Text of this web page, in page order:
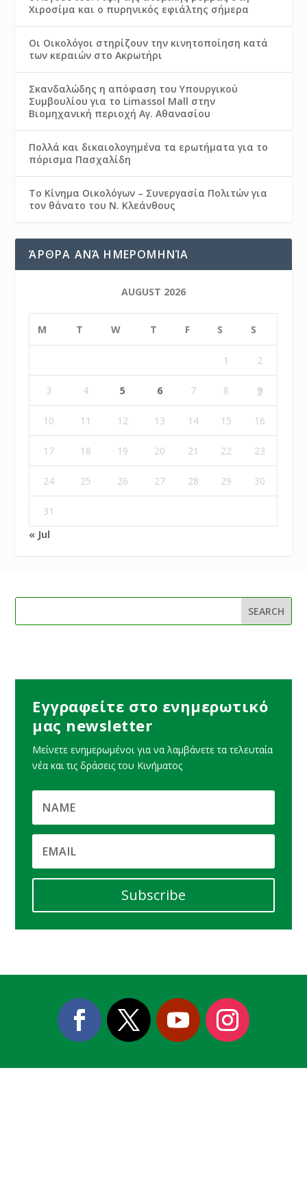
Χιροσίμα και ο πυρηνικός εφιάλτης σήμερα
Οι Οικολόγοι στηρίζουν την κινητοποίηση κατά
των κεραιών στο Ακρωτήρι
Σκανδαλώδης η απόφαση του Υπουργικού
Συμβουλίου για το Limassol Mall στην
Βιομηχανική περιοχή Αγ. Αθανασίου
Πολλά και δικαιολογημένα τα ερωτήματα για το
πόρισμα Πασχαλίδη
Το Κίνημα Οικολόγων – Συνεργασία Πολιτών για
τον θάνατο του Ν. Κλεάνθους
ΆΡΘΡΑ ΑΝΆ ΗΜΕΡΟΜΗΝΊΑ
AUGUST 2026
M T W T F S S
1 2
3 4 5 6 7 8 9
10 11 12 13 14 15 16
17 18 19 20 21 22 23
24 25 26 27 28 29 30
31
« Jul
Εγγραφείτε στο ενημερωτικό
μας newsletter
Μείνετε ενημερωμένοι για να λαμβάνετε τα τελευταία
νέα και τις δράσεις του Κινήματος
Subscribe